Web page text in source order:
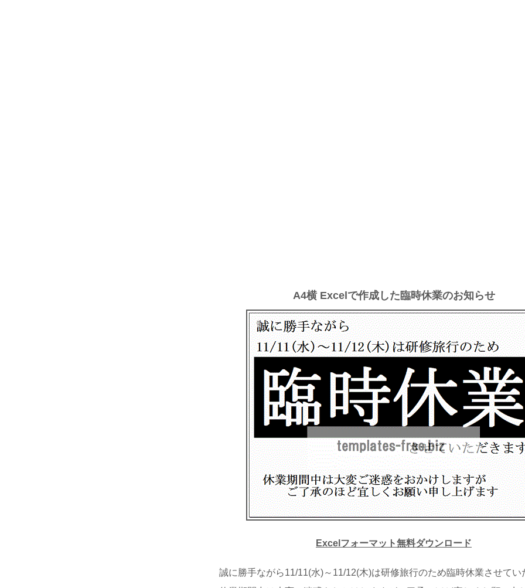
A4横 Excelで作成した臨時休業のお知らせ
Excelフォーマット無料ダウンロード
誠に勝手ながら11/11(水)～11/12(木)は研修旅行のため臨時休業させてい